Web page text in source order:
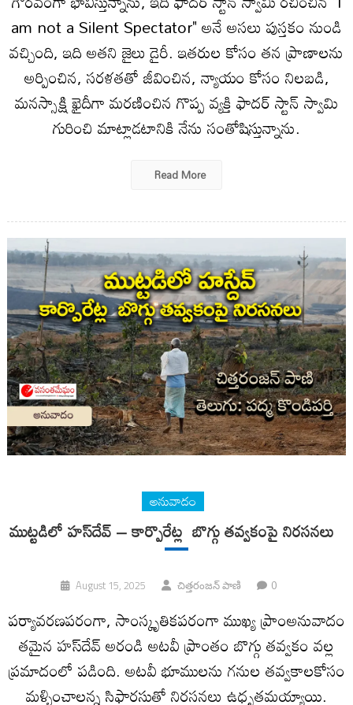
am not a Silent Spectator" అనే అసలు పుస్తకం నుండి
వచ్చింది, ఇది అతని జైలు డైరీ. ఇతరుల కోసం తన ప్రాణాలను
అర్పించిన, సరళతతో జీవించిన, న్యాయం కోసం నిలబడి,
మనస్సాక్షి ఖైదీగా మరణించిన గొప్ప వ్యక్తి ఫాదర్ స్టాన్ స్వామి
గురించి మాట్లాడటానికి నేను సంతోషిస్తున్నాను.
Read More
అనువాదం
ముట్టడిలో హస్‌దేవ్ – కార్పొరేట్ల బొగ్గు తవ్వకంపై నిరసనలు
August 15, 2025 చిత్తరంజన్ పాణి 0
పర్యావరణపరంగా, సాంస్కృతికపరంగా ముఖ్య ప్రాంఅనువాదం
తమైన హస్‌దేవ్ అరండి అటవీ ప్రాంతం బొగ్గు తవ్వకం వల్ల
ప్రమాదంలో పడింది. అటవీ భూములను గనుల తవ్వకాలకోసం
మళ్ళించాలన్న సిఫారసుతో నిరసనలు ఉధృతమయ్యాయి.